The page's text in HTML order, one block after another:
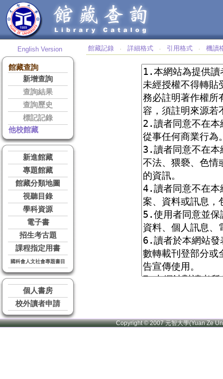
English Version
館藏查詢
新增查詢
查詢結果
查詢歷史
標記記錄
他校館藏
新進館藏
專題館藏
館藏分類地圖
視聽目錄
學科資源
電子書
招生考古題
課程指定用書
國科會人文社會專題書目
個人書房
校外讀者申請
館藏記錄 ‧ 詳細格式 ‧ 引用格式 ‧ 機讀
Copyright © 2007 元智大學(Yuan Ze